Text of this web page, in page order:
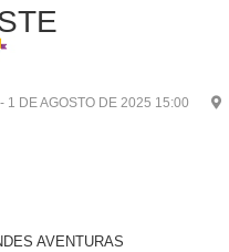
1 DE AGOSTO DE 2025 15:00
AVENTURAS